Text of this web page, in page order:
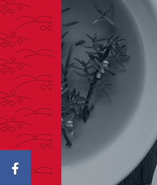
Icono Facebook